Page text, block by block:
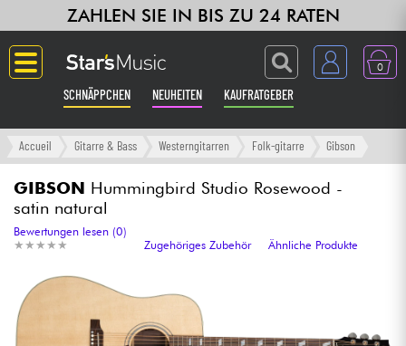
ZAHLEN SIE IN BIS ZU 24 RATEN
0
SCHNÄPPCHEN NEUHEITEN KAUFRATGEBER
Langue
Gitarre & Bass
Verstärker & Effekte
Klaviere & Piano
Synths & samplers
Accueil Gitarre & Bass Westerngitarren Folk-gitarre Gibson
GIBSON Hummingbird Studio Rosewood -
satin natural
★ ★ ★ ★ ★
★ ★ ★ ★ ★
Bewertungen lesen (0)
Zugehöriges Zubehör
Ähnliche Produkte